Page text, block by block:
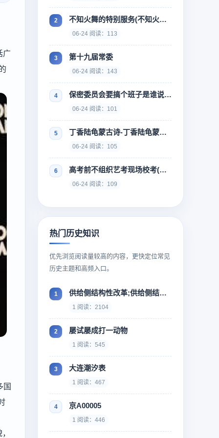
广
国
不知火舞的特别服务(不知火舞的特别训练)
06-24 阅读：113
第十九届常委
06-24 阅读：143
保密委员会要搞个班子是谁说的-谁指出保密委员会要搞几个班子
06-24 阅读：101
丁香陆龟蒙古诗-丁香陆龟蒙古诗翻译
06-24 阅读：105
高考前不组织艺考现场校考(高考前不组织艺考现场校考会怎么样)
06-24 阅读：109
热门历史知识
优先浏览阅读量较高的内容，更快定位常见
历史主题和高频入口。
供给侧结构性改革;供给侧结构性改革什么时候提出来
1 阅读：2104
屡试屡成打一动物
1 阅读：545
大连潮汐表
1 阅读：467
京A00005
1 阅读：446